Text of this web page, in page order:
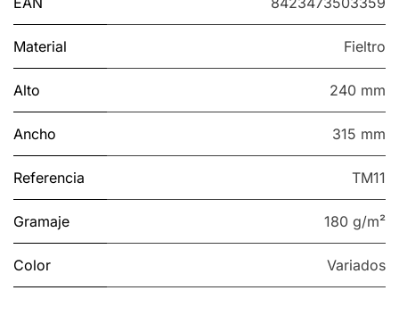
Material Fieltro
Alto 240 mm
Ancho 315 mm
Referencia TM11
Gramaje 180 g/m²
Color Variados